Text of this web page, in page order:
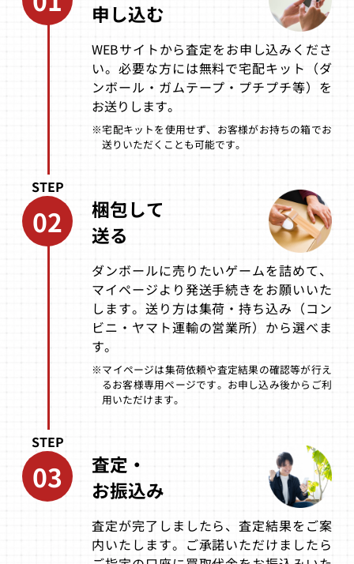
ブラストウイン
買取価格
EMITバリューセ
ット
買取価格
11,000
エレベーターア
クションリター
ンズ
10,800
ロックマンX4 ス
ペシャルリミテ
ッドパック
買取価格
10,000
ケードギアーズ
買取価格
10,000
レイディアント
シルバーガン
買取価格
クローズ
10,000
慶応遊撃隊 活劇
編
9,700
スーパーアドベ
ンチャーロック
マン
買取価格
9,000
買取価格
ンチャーロック
買取価格
8,500
申し込む
WEBサイトから査定をお申し込みくださ
い。必要な方には無料で宅配キット（ダ
ンボール・ガムテープ・プチプチ等）を
お送りします。
※宅配キットを使用せず、お客様がお持ちの箱でお
送りいただくことも可能です。
STEP
02
梱包して
送る
ダンボールに売りたいゲームを詰めて、
マイページより発送手続きをお願いいた
します。送り方は集荷・持ち込み（コン
ビニ・ヤマト運輸の営業所）から選べま
す。
※マイページは集荷依頼や査定結果の確認等が行え
るお客様専用ページです。お申し込み後からご利
用いただけます。
STEP
03
査定・
お振込み
査定が完了しましたら、査定結果をご案
内いたします。ご承諾いただけましたら